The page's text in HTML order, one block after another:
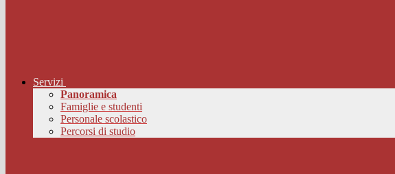
Servizi
Panoramica
Famiglie e studenti
Personale scolastico
Percorsi di studio